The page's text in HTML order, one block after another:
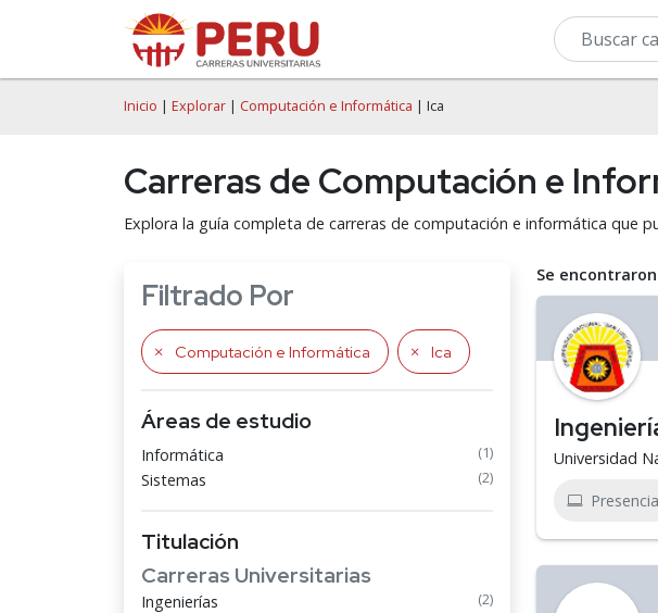
Inicio | Explorar | Computación e Informática | Ica
Carreras de Computación e
Explora la guía completa de carreras de computación e informática que
Filtrado Por
Computación e Informática Ica
Áreas de estudio
Informática (1)
Sistemas (2)
Titulación
Carreras Universitarias
Ingenierías (2)
Se
Universidad